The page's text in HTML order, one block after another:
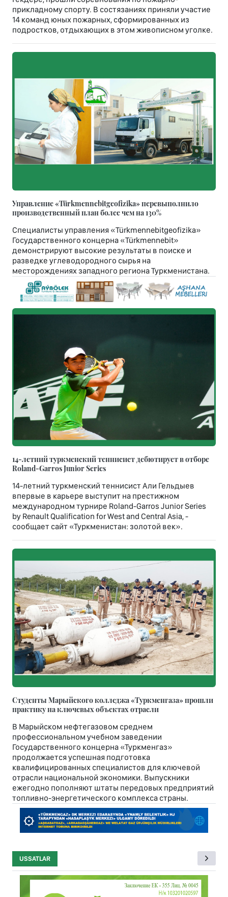
прикладному спорту. В состязаниях приняли участие
14 команд юных пожарных, сформированных из
подростков, отдыхающих в этом живописном уголке.
Управление «Türkmennebitgeofizika» перевыполнило
производственный план более чем на 130%
Специалисты управления «Türkmennebitgeofizika»
Государственного концерна «Türkmennebit»
демонстрируют высокие результаты в поиске и
разведке углеводородного сырья на
месторождениях западного региона Туркменистана.
14-летний туркменский теннисист дебютирует в отборе
Roland-Garros Junior Series
14-летний туркменский теннисист Али Гельдыев
впервые в карьере выступит на престижном
международном турнире Roland-Garros Junior Series
by Renault Qualification for West and Central Asia, -
сообщает сайт «Туркменистан: золотой век».
Студенты Марыйского колледжа «Туркменгаза» прошли
практику на ключевых объектах отрасли
В Марыйском нефтегазовом среднем
профессиональном учебном заведении
Государственного концерна «Туркменгаз»
продолжается успешная подготовка
квалифицированных специалистов для ключевой
отрасли национальной экономики. Выпускники
ежегодно пополняют штаты передовых предприятий
топливно-энергетического комплекса страны.
USSATLAR